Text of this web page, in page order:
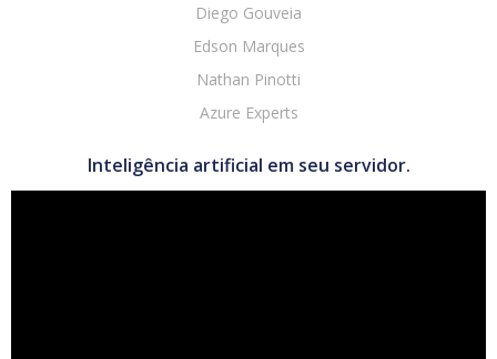
Diego Gouveia
Edson Marques
Nathan Pinotti
Azure Experts
Inteligência artificial em seu servidor.